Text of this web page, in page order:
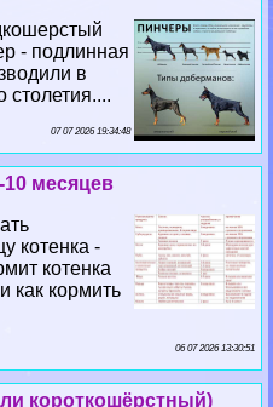
- подлинная
в
столетия....
07 07 2026 19:34:48
10 месяцев
котенка -
котенка
как кормить
06 07 2026 13:30:51
короткошёрстный)